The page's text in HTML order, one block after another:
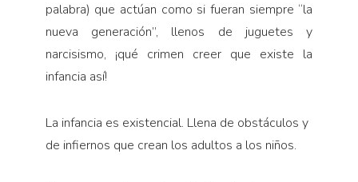
palabra) que actúan como si fueran siempre “la
nueva generación”, llenos de juguetes y
narcisismo, ¡qué crimen creer que existe la
infancia así!
La infancia es existencial. Llena de obstáculos y
de infiernos que crean los adultos a los niños.